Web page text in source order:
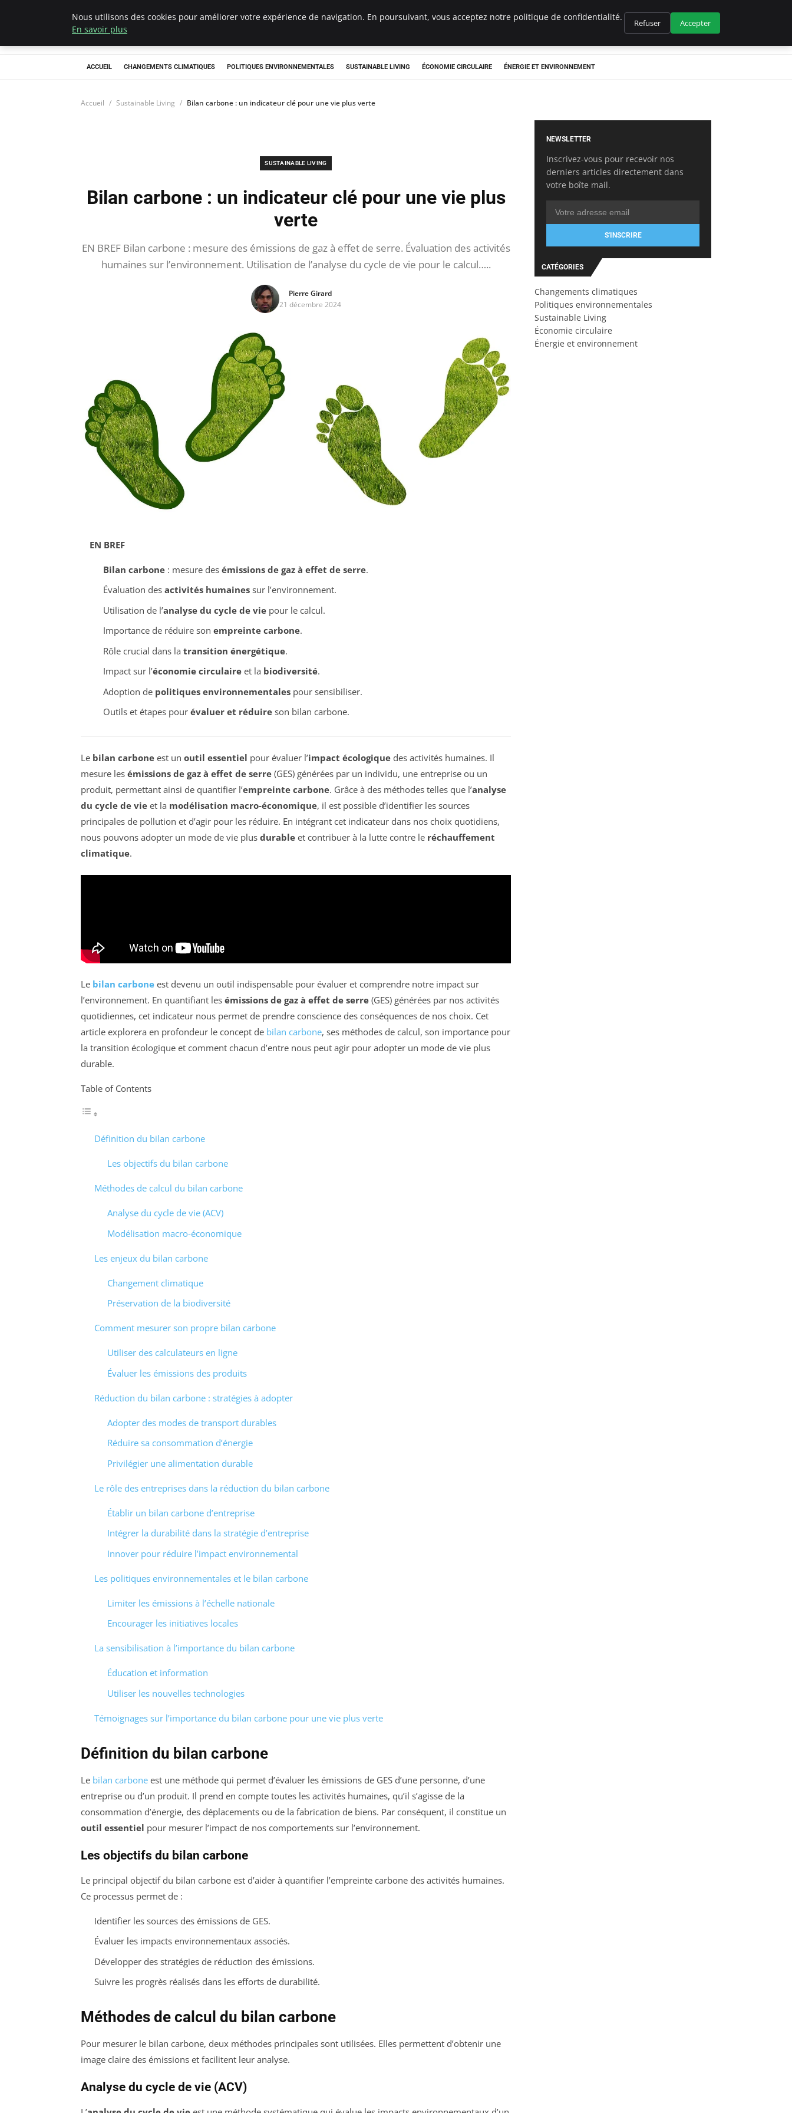
Climategatecountryclub.com
ACCUEIL CHANGEMENTS CLIMATIQUES POLITIQUES ENVIRONNEMENTALES SUSTAINABLE LIVING ÉCONOMIE CIRCULAIRE ÉNERGIE ET ENVIRONNEMENT
Accueil Sustainable Living Bilan carbone : un indicateur clé pour une vie plus verte
SUSTAINABLE LIVING
Bilan carbone : un indicateur clé pour une vie plus
verte
EN BREF Bilan carbone : mesure des émissions de gaz à effet de serre. Évaluation des activités
humaines sur l’environnement. Utilisation de l’analyse du cycle de vie pour le calcul…..
Pierre Girard
21 décembre 2024
EN BREF
Bilan carbone: mesure des émissions de gaz à effet de serre.
Évaluation des activités humainessur l’environnement.
Utilisation de l’analyse du cycle de viepour le calcul.
Importance de réduire son empreinte carbone.
Rôle crucial dans la transition énergétique.
Impact sur l’économie circulaireet la biodiversité.
Adoption de politiques environnementalespour sensibiliser.
Outils et étapes pour évaluer et réduireson bilan carbone.
Le bilan carbone est un outil essentiel pour évaluer l’impact écologique des activités humaines. Il
mesure les émissions de gaz à effet de serre (GES) générées par un individu, une entreprise ou un
produit, permettant ainsi de quantifier l’empreinte carbone. Grâce à des méthodes telles que l’analyse
du cycle de vie et la modélisation macro-économique, il est possible d’identifier les sources
principales de pollution et d’agir pour les réduire. En intégrant cet indicateur dans nos choix quotidiens,
nous pouvons adopter un mode de vie plus durable et contribuer à la lutte contre le réchauffement
climatique.
Le bilan carbone est devenu un outil indispensable pour évaluer et comprendre notre impact sur
l’environnement. En quantifiant les émissions de gaz à effet de serre (GES) générées par nos activités
quotidiennes, cet indicateur nous permet de prendre conscience des conséquences de nos choix. Cet
article explorera en profondeur le concept de bilan carbone, ses méthodes de calcul, son importance pour
la transition écologique et comment chacun d’entre nous peut agir pour adopter un mode de vie plus
durable.
Table of Contents
Définition du bilan carbone
Les objectifs du bilan carbone
Méthodes de calcul du bilan carbone
Analyse du cycle de vie (ACV)
Modélisation macro-économique
Les enjeux du bilan carbone
Changement climatique
Préservation de la biodiversité
Comment mesurer son propre bilan carbone
Utiliser des calculateurs en ligne
Évaluer les émissions des produits
Réduction du bilan carbone : stratégies à adopter
Adopter des modes de transport durables
Réduire sa consommation d’énergie
Privilégier une alimentation durable
Le rôle des entreprises dans la réduction du bilan carbone
Établir un bilan carbone d’entreprise
Intégrer la durabilité dans la stratégie d’entreprise
Innover pour réduire l’impact environnemental
Les politiques environnementales et le bilan carbone
Limiter les émissions à l’échelle nationale
Encourager les initiatives locales
La sensibilisation à l’importance du bilan carbone
Éducation et information
Utiliser les nouvelles technologies
Témoignages sur l’importance du bilan carbone pour une vie plus verte
Définition du bilan carbone
Le bilan carbone est une méthode qui permet d’évaluer les émissions de GES d’une personne, d’une
entreprise ou d’un produit. Il prend en compte toutes les activités humaines, qu’il s’agisse de la
consommation d’énergie, des déplacements ou de la fabrication de biens. Par conséquent, il constitue un
outil essentiel pour mesurer l’impact de nos comportements sur l’environnement.
Les objectifs du bilan carbone
Le principal objectif du bilan carbone est d’aider à quantifier l’empreinte carbone des activités humaines.
Ce processus permet de :
Identifier les sources des émissions de GES.
Évaluer les impacts environnementaux associés.
Développer des stratégies de réduction des émissions.
Suivre les progrès réalisés dans les efforts de durabilité.
Méthodes de calcul du bilan carbone
Pour mesurer le bilan carbone, deux méthodes principales sont utilisées. Elles permettent d’obtenir une
image claire des émissions et facilitent leur analyse.
Analyse du cycle de vie (ACV)
NEWSLETTER
Inscrivez-vous pour recevoir nos
derniers articles directement dans
votre boîte mail.
S'INSCRIRE
CATÉGORIES
Changements climatiques
Politiques environnementales
Sustainable Living
Économie circulaire
Énergie et environnement
Nous utilisons des cookies pour améliorer votre expérience de navigation. En poursuivant, vous acceptez notre politique de confidentialité.
En savoir plus
Refuser Accepter